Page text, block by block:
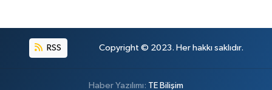
RSS Copyright © 2023. Her hakkı saklıdır.
Haber Yazılımı: TE Bilişim